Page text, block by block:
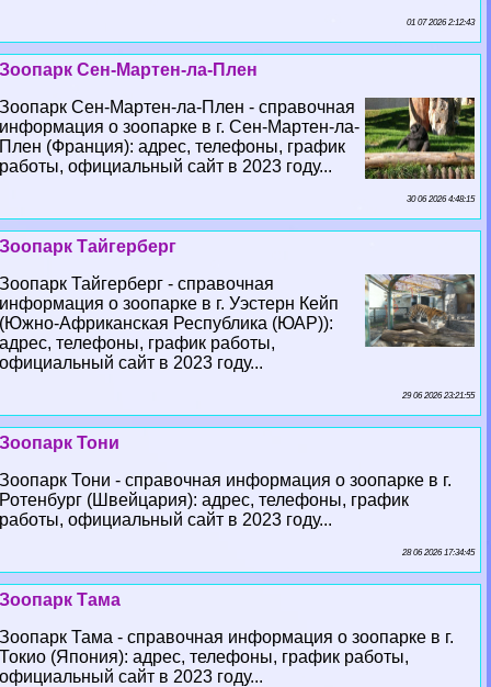
01 07 2026 2:12:43
Зоопарк Сен-Мартен-ла-Плен
Зоопарк Сен-Мартен-ла-Плен - справочная
информация о зоопарке в г. Сен-Мартен-ла-
Плен (Франция): адрес, телефоны, график
работы, официальный сайт в 2023 году...
30 06 2026 4:48:15
Зоопарк Тайгерберг
Зоопарк Тайгерберг - справочная
информация о зоопарке в г. Уэстерн Кейп
(Южно-Африканская Республика (ЮАР)):
адрес, телефоны, график работы,
официальный сайт в 2023 году...
29 06 2026 23:21:55
Зоопарк Тони
Зоопарк Тони - справочная информация о зоопарке в г.
Ротенбург (Швейцария): адрес, телефоны, график
работы, официальный сайт в 2023 году...
28 06 2026 17:34:45
Зоопарк Тама
Зоопарк Тама - справочная информация о зоопарке в г.
Токио (Япония): адрес, телефоны, график работы,
официальный сайт в 2023 году...